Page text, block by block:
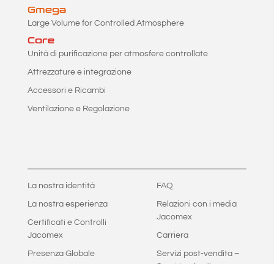
Gmega
Large Volume for Controlled Atmosphere
Core
Unità di purificazione per atmosfere controllate
Attrezzature e integrazione
Accessori e Ricambi
Ventilazione e Regolazione
La nostra identità
La nostra esperienza
Certificati e Controlli
Jacomex
Presenza Globale
FAQ
Relazioni con i media
Jacomex
Carriera
Servizi post-vendita –